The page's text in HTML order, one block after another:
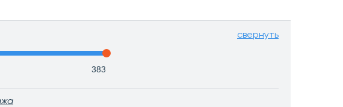
свернуть